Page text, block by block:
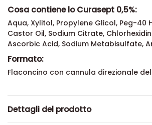
Cosa contiene lo Curasept 0,5%:
Aqua, Xylitol, Propylene Glicol, Peg-40
Castor Oil, Sodium Citrate,
Ascorbic Acid, Sodium Metabisulfate,
Formato:
Flaconcino con cannula direzionale
Dettagli del prodotto